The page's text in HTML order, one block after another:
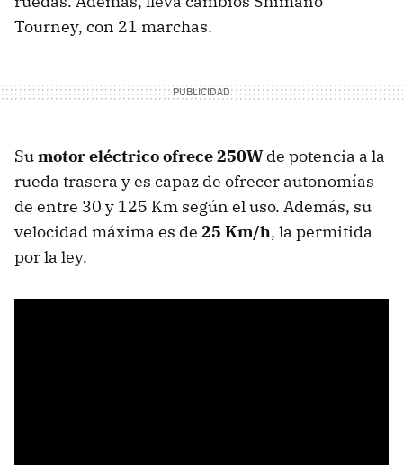
Tourney, con 21 marchas.
Sumotor eléctrico ofrece 250Wde potencia a la
rueda trasera y es capaz de ofrecer autonomías
de entre 30 y 125 Km según el uso. Además, su
velocidad máxima es de 25 Km/h, la permitida
por la ley.